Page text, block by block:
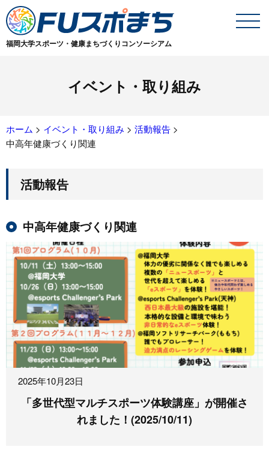
福岡大学スポーツ・健康まちづくりコンソーシアム
イベント・取り組み
ホーム > イベント・取り組み > 活動報告 >
中高年健康づくり関連
活動報告
中高年健康づくり関連
2025年10月23日
「多世代型マルチスポーツ体験講座」が開催さ
れました！(2025/10/11)